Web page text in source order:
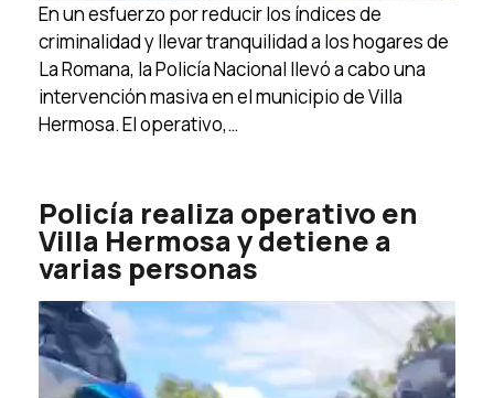
En un esfuerzo por reducir los índices de
criminalidad y llevar tranquilidad a los hogares de
La Romana, la Policía Nacional llevó a cabo una
intervención masiva en el municipio de Villa
Hermosa. El operativo,…
Policía realiza operativo en
Villa Hermosa y detiene a
varias personas